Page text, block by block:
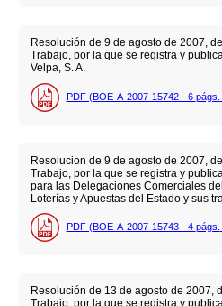
Resolución de 9 de agosto de 2007,
Trabajo, por la que se registra y
Velpa, S. A.
PDF (BOE-A-2007-15742 - 6 págs.
Resolucion de 9 de agosto de 2007,
Trabajo, por la que se registra y
para las Delegaciones Comerciales
Loterías y Apuestas del Estado y sus
PDF (BOE-A-2007-15743 - 4 págs.
Resolución de 13 de agosto de 2007,
Trabajo, por la que se registra y